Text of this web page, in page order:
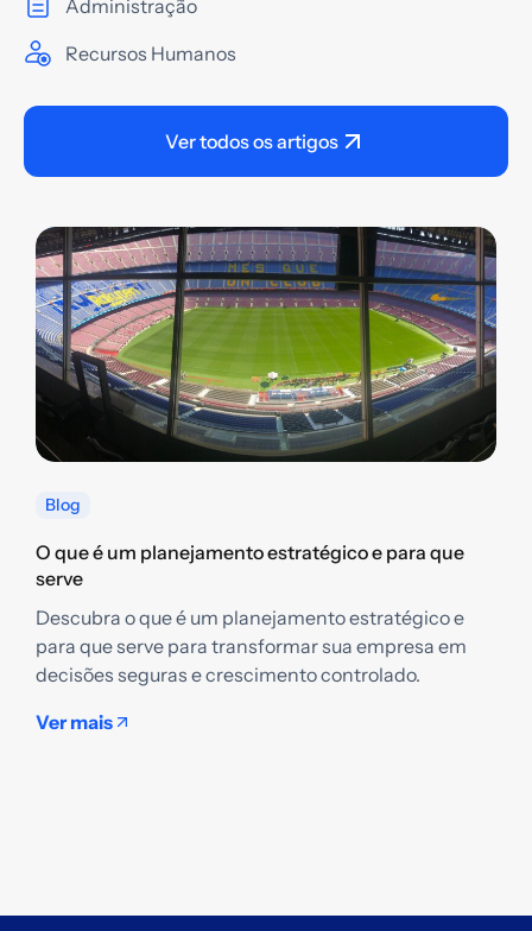
Administração
Recursos Humanos
Ver todos os artigos
Blog
O que é um planejamento estratégico e para que
serve
Descubra o que é um planejamento estratégico e
para que serve para transformar sua empresa em
decisões seguras e crescimento controlado.
Ver mais